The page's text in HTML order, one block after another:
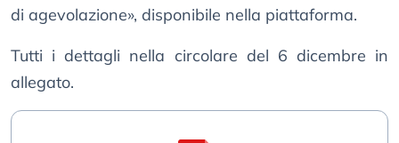
di agevolazione», disponibile nella piattaforma.
Tutti i dettagli nella circolare del 6 dicembre in
allegato.